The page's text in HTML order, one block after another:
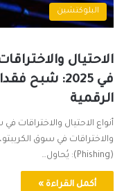
البلوكتشين
الاحتيال
في 2025: شبح
الرقمية
أنواع الاحتيال والاختراقات
والاختراقات في سوق
(Phishing): يُحاول…
أكمل القراءة »